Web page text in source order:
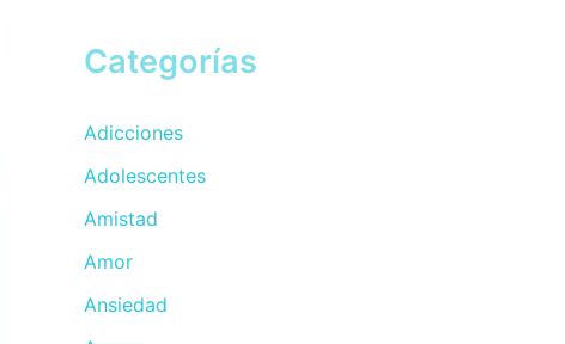
Categorías
Adicciones
Adolescentes
Amistad
Amor
Ansiedad